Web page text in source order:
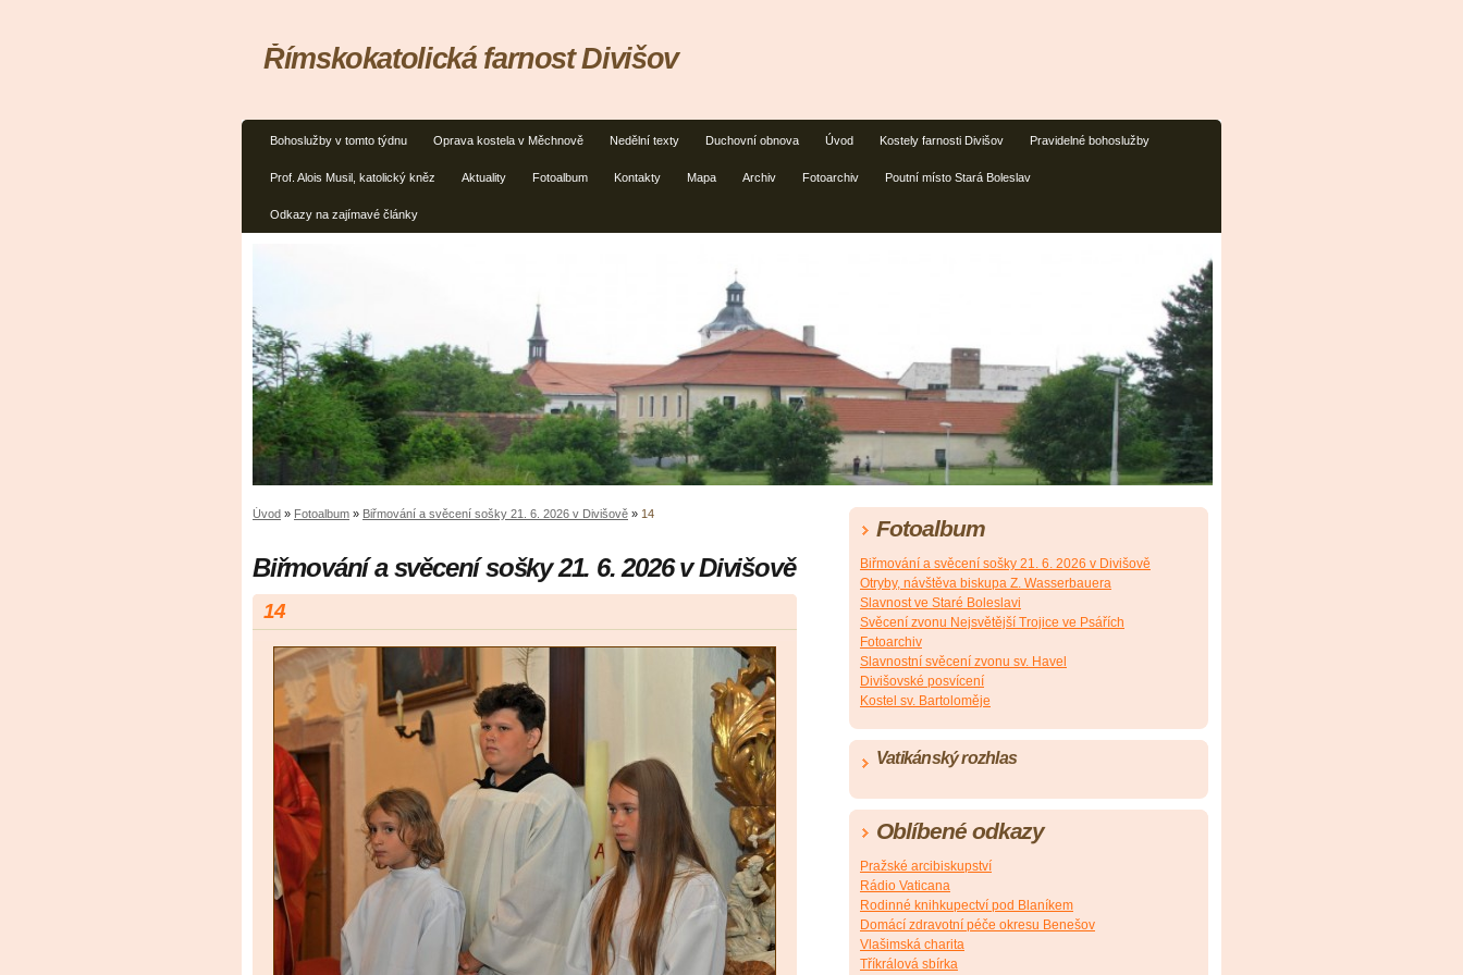
Bohoslužby v tomto týdnu Oprava kostela v Měchnově Nedělní texty Duchovní obnova Úvod Kostely farnosti Divišov Pravidelné bohoslužby
Prof. Alois Musil, katolický kněz Aktuality Fotoalbum Kontakty Mapa Archiv Fotoarchiv Poutní místo Stará Boleslav
Odkazy na zajímavé články
Římskokatolická farnost Divišov
Úvod » Fotoalbum » Biřmování a svěcení sošky 21. 6. 2026 v Divišově » 14
Biřmování a svěcení sošky 21. 6. 2026 v Divišově
14
Fotoalbum
Biřmování a svěcení sošky 21. 6. 2026 v Divišově
Otryby, návštěva biskupa Z. Wasserbauera
Slavnost ve Staré Boleslavi
Svěcení zvonu Nejsvětější Trojice ve Psářích
Fotoarchiv
Slavnostní svěcení zvonu sv. Havel
Divišovské posvícení
Kostel sv. Bartoloměje
Vatikánský rozhlas
Oblíbené odkazy
Pražské arcibiskupství
Rádio Vaticana
Rodinné knihkupectví pod Blaníkem
Domácí zdravotní péče okresu Benešov
Vlašimská charita
Tříkrálová sbírka